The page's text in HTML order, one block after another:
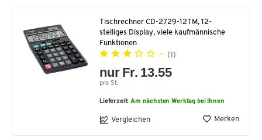
Tischrechner CD-2729-12TM, 12-
stelliges Display, viele kaufmännische
Funktionen
(1)
nur Fr. 13.55
pro St.
Lieferzeit:Am nächsten Werktag bei Ihnen
Vergleichen Merken